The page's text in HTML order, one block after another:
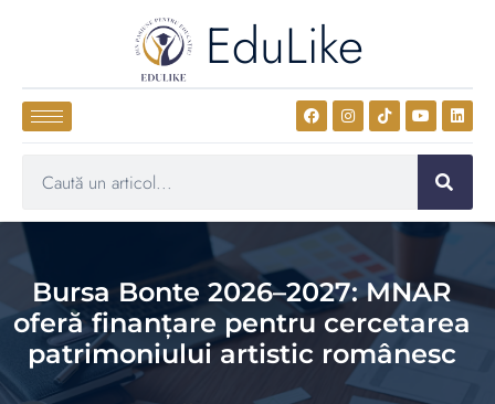
EduLike
Bursa Bonte 2026–2027: MNAR
oferă finanțare pentru cercetarea
patrimoniului artistic românesc